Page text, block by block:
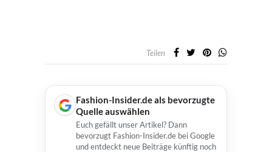
Teilen
Fashion-Insider.de als bevorzugte
Quelle auswählen
Euch gefällt unser Artikel? Dann
bevorzugt Fashion-Insider.de bei Google
und entdeckt neue Beiträge künftig noch